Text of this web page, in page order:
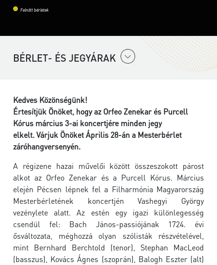
Felnőtt bérletek
BÉRLET- ÉS JEGYÁRAK
Kedves Közönségünk!
Értesítjük Önöket, hogy az Orfeo Zenekar és Purcell
Kórus március 3-ai koncertjére minden jegy
elkelt. Várjuk Önöket Április 28-án a Mesterbérlet
záróhangversenyén.
A régizene hazai művelői között összeszokott párost
alkot az Orfeo Zenekar és a Purcell Kórus. Március
elején Pécsen lépnek fel a Filharmónia Magyarország
Mesterbérletének koncertjén Vashegyi György
vezénylete alatt. Az estén egy igazi különlegesség
csendül fel: Bach János-passiójának 1724. évi
ősváltozata, méghozzá olyan szólisták részvételével,
mint Bernhard Berchtold (tenor), Stephan MacLeod
(basszus), Kovács Ágnes (szoprán), Balogh Eszter (alt)